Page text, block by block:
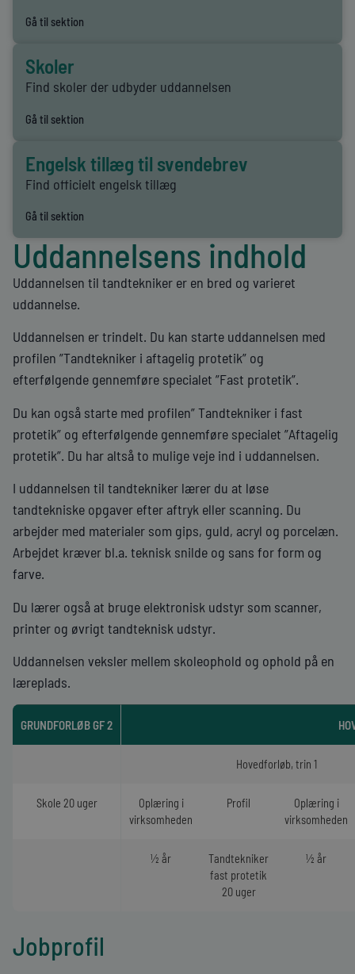
Gå til sektion
Skoler
Find skoler der udbyder uddannelsen
Gå til sektion
Engelsk tillæg til svendebrev
Find officielt engelsk tillæg
Gå til sektion
Uddannelsens indhold
Uddannelsen til tandtekniker er en bred og varieret
uddannelse.
Uddannelsen er trindelt. Du kan starte uddannelsen med
profilen ”Tandtekniker i aftagelig protetik” og
efterfølgende gennemføre specialet ”Fast protetik”.
Du kan også starte med profilen” Tandtekniker i fast
protetik” og efterfølgende gennemføre specialet ”Aftagelig
protetik”. Du har altså to mulige veje ind i uddannelsen.
I uddannelsen til tandtekniker lærer du at løse
tandtekniske opgaver efter aftryk eller scanning. Du
arbejder med materialer som gips, guld, acryl og porcelæn.
Arbejdet kræver bl.a. teknisk snilde og sans for form og
farve.
Du lærer også at bruge elektronisk udstyr som scanner,
printer og øvrigt tandteknisk udstyr.
Uddannelsen veksler mellem skoleophold og ophold på en
læreplads.
GRUNDFORLØB GF 2
Hovedforløb, trin 1
Skole 20 uger
Oplæring i
virksomheden
Profil
Oplæring i
virksomheden
½ år
Tandtekniker
fast protetik
20 uger
½ år
Jobprofil